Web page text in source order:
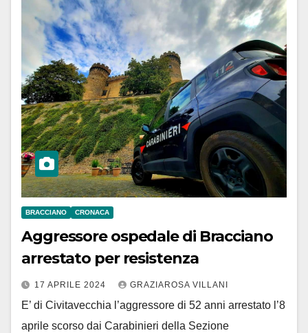
BRACCIANO CRONACA
Aggressore ospedale di Bracciano
arrestato per resistenza
17 APRILE 2024 GRAZIAROSA VILLANI
E’ di Civitavecchia l’aggressore di 52 anni arrestato l’8
aprile scorso dai Carabinieri della Sezione